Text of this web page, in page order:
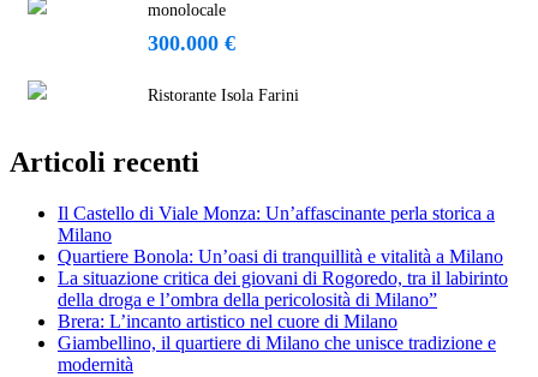
monolocale
300.000 €
Ristorante Isola Farini
Articoli recenti
Il Castello di Viale Monza: Un’affascinante perla storica a
Milano
Quartiere Bonola: Un’oasi di tranquillità e vitalità a Milano
La situazione critica dei giovani di Rogoredo, tra il labirinto
della droga e l’ombra della pericolosità di Milano”
Brera: L’incanto artistico nel cuore di Milano
Giambellino, il quartiere di Milano che unisce tradizione e
modernità